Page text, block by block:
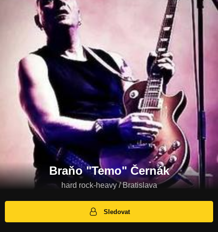
Braňo "Temo" Černák
hard rock-heavy / Bratislava
Sledovat